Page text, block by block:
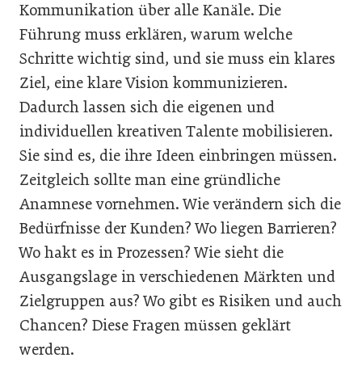
Kommunikation über alle Kanäle. Die
Führung muss erklären, warum welche
Schritte wichtig sind, und sie muss ein klares
Ziel, eine klare Vision kommunizieren.
Dadurch lassen sich die eigenen und
individuellen kreativen Talente mobilisieren.
Sie sind es, die ihre Ideen einbringen müssen.
Zeitgleich sollte man eine gründliche
Anamnese vornehmen. Wie verändern sich die
Bedürfnisse der Kunden? Wo liegen Barrieren?
Wo hakt es in Prozessen? Wie sieht die
Ausgangslage in verschiedenen Märkten und
Zielgruppen aus? Wo gibt es Risiken und auch
Chancen? Diese Fragen müssen geklärt
werden.